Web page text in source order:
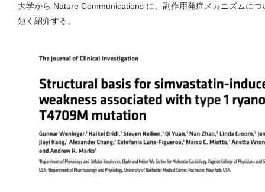
大学から Nature Communications に、副作用発症メカニズムに
短く紹介する。